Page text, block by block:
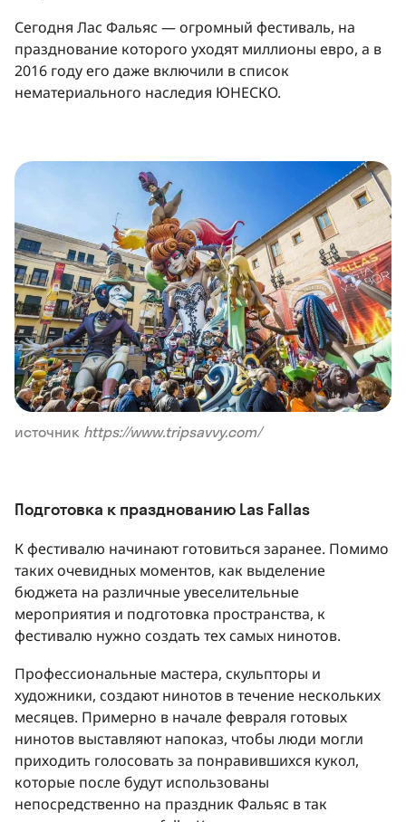
Сегодня Лас Фальяс — огромный фестиваль, на
празднование которого уходят миллионы евро, а в
2016 году его даже включили в список
нематериального наследия ЮНЕСКО.
источник https://www.tripsavvy.com/
Подготовка к празднованию Las Fallas
К фестивалю начинают готовиться заранее. Помимо
таких очевидных моментов, как выделение
бюджета на различные увеселительные
мероприятия и подготовка пространства, к
фестивалю нужно создать тех самых нинотов.
Профессиональные мастера, скульпторы и
художники, создают нинотов в течение нескольких
месяцев. Примерно в начале февраля готовых
нинотов выставляют напоказ, чтобы люди могли
приходить голосовать за понравившихся кукол,
которые после будут использованы
непосредственно на праздник Фальяс в так